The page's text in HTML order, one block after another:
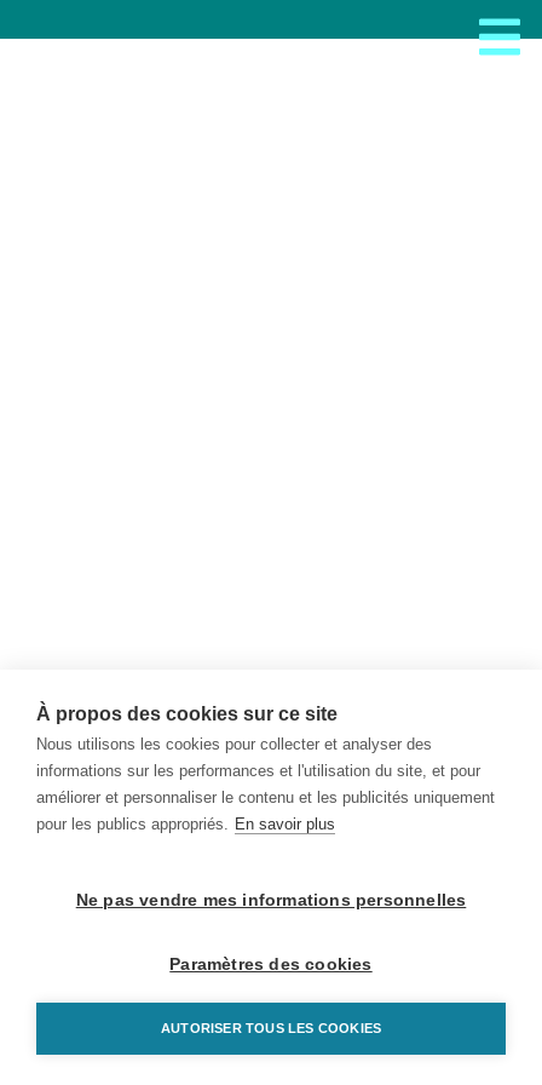
À propos des cookies sur ce site
Nous utilisons les cookies pour collecter et analyser des
informations sur les performances et l'utilisation du site, et pour
améliorer et personnaliser le contenu et les publicités uniquement
pour les publics appropriés. En savoir plus
Ne pas vendre mes informations personnelles
Paramètres des cookies
AUTORISER TOUS LES COOKIES